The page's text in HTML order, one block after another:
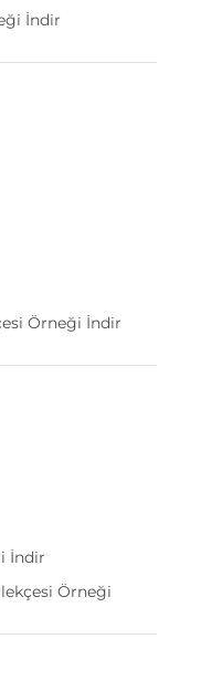
İndir
Örneği İndir
İndir
Örneği